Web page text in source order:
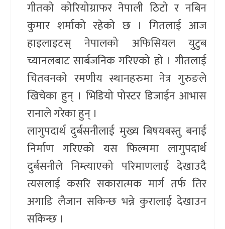
गीतको कोरियोग्राफर नेपाली ठिटो र नबिन
कुमार शर्माको रहेको छ । गितलाई आज
हाइलाइटस् नेपालको अफिसियल युटुब
च्यानलबाट सार्बजनिक गरिएको हो । गीतलाई
चितवनको रमणीय स्थानहरुमा नेत्र गुरुङले
खिचेका हुन् । भिडियो पोस्टर डिजाईन आभास
रानाले गरेका हुन् ।
लागुपदार्थ दुर्बसनीलाई मुख्य बिषयबस्तु बनाई
निर्माण गरिएको यस फिल्ममा लागुपदार्थ
दुर्बसनीले निम्त्याएको परिमाणलाई देखाउदै
त्यसलाई कसरि सकारात्मक मार्ग तर्फ तिर
अगाडि लैजान सकिन्छ भन्ने कुरालाई देखाउन
सकिन्छ ।